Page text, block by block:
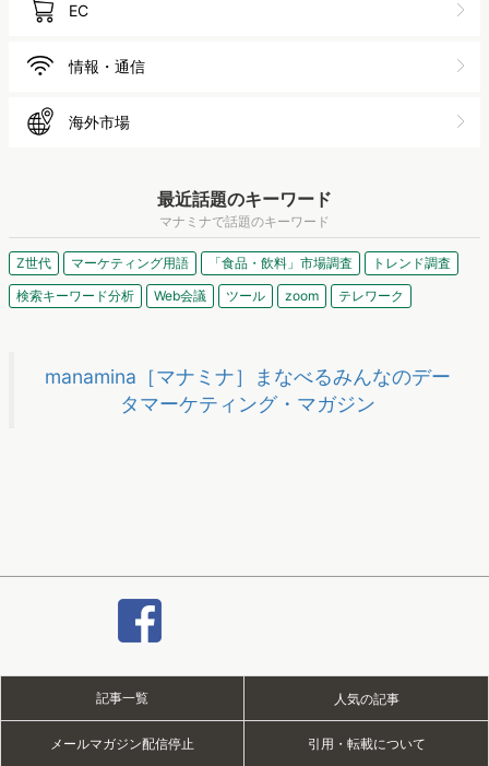
EC
情報・通信
海外市場
最近話題のキーワード
マナミナで話題のキーワード
Z世代 マーケティング用語 「食品・飲料」市場調査
トレンド調査
検索キーワード分析
Web会議 ツール zoom テレワーク
manamina［マナミナ］まなべるみんなのデー
タマーケティング・マガジン
記事一覧 人気の記事
メールマガジン配信停止 引用・転載について